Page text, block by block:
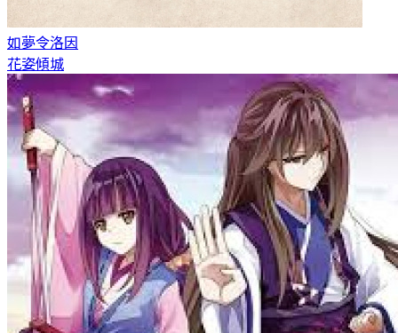
如夢令洛因
花姿傾城